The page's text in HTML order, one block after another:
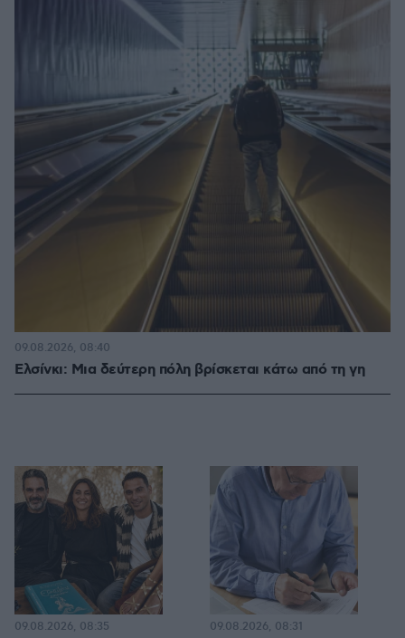
Ελσίνκι: Mια δεύτερη πόλη βρίσκεται κάτω από τη γη
09.08.2026, 08:40
09.08.2026, 08:35 09.08.2026, 08:31